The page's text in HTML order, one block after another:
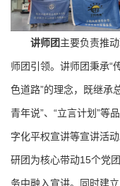
讲师团主要负责推
师团引领。讲师团秉承“
色道路”的理念，既继承
青年说”、“立言计划”等
字化平权宣讲等宣讲活
研团为核心带动15个党
务中融入宣讲。同时建